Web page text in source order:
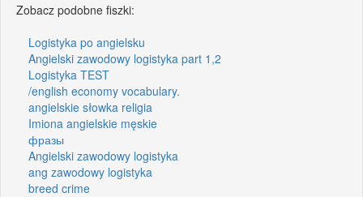
Zobacz podobne fiszki:
Logistyka po angielsku
Angielski zawodowy logistyka part 1,2
Logistyka TEST
/english economy vocabulary.
angielskie słowka religia
Imiona angielskie męskie
фразы
Angielski zawodowy logistyka
ang zawodowy logistyka
breed crime